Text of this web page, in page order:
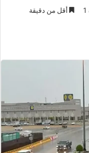
1 أقل من دقيقة